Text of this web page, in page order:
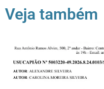
Veja também